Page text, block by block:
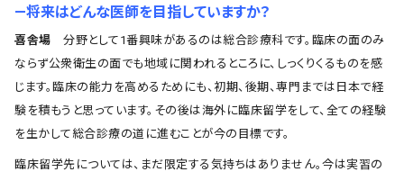
―将来はどんな医師を目指していますか？
喜舎場 分野として1番興味があるのは総合診療科です。臨床の面のみ
ならず公衆衛生の面でも地域に関われるところに、しっくりくるものを感
じます。臨床の能力を高めるためにも、初期、後期、専門までは日本で経
験を積もうと思っています。その後は海外に臨床留学をして、全ての経験
を生かして総合診療の道に進むことが今の目標です。
臨床留学先については、まだ限定する気持ちはありません。今は実習の